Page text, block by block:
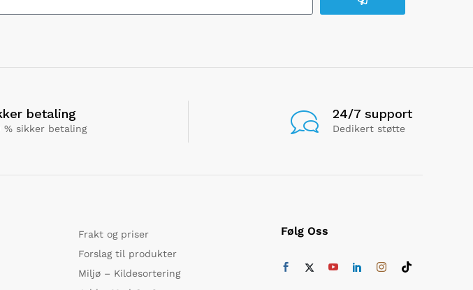
betaling
% sikker betaling
24/7 support
Dedikert støtte
Frakt og priser
Forslag til produkter
Miljø – Kildesortering
Følg Oss